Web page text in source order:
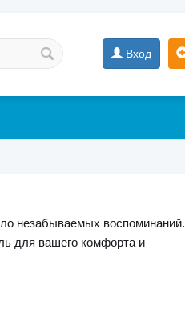
Вход
незабываемых воспоминаний.
для вашего комфорта и